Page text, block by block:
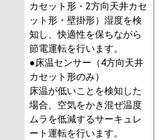
RCB-GP80RGH8 RCB-GP80RGH7
RCB-GP80RGH6 RCB-GP80RGH5
RCB-GP80RGH4 RCB-AP80GH7
RCB-GP80RGH3 RCB-AP80GH6
RCB-GP80RGH2
FDRZ805H5SA-ca FDRZ805H5SA-
FDRZ805H5S-ca
FDRZ805H5S-sil FDRZ805H5S-
FDRZ805H5S-silent
カセット形・2方向天井カセ
ット形・壁掛形）湿度を検
知し、快適性を保ちながら
節電運転を行います。
●床温センサー（4方向天井
カセット形のみ）
床温が低いことを検知した
場合、空気をかき混ぜ温度
ムラを低減するサーキュレ
ート運転を行います。